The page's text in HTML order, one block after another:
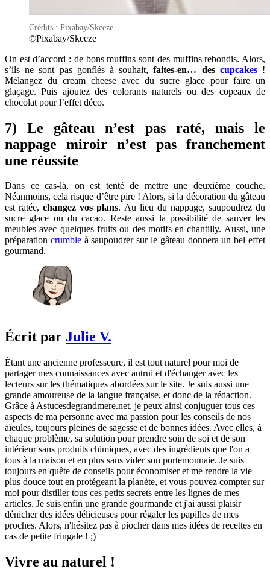
Crédits : Pixabay/Skeeze
©Pixabay/Skeeze
On est d’accord : de bons muffins sont des muffins rebondis. Alors,
s’ils ne sont pas gonflés à souhait,faites-en… des cupcakes!
Mélangez du cream cheese avec du sucre glace pour faire un
glaçage. Puis ajoutez des colorants naturels ou des copeaux de
chocolat pour l’effet déco.
7) Le gâteau n’est pas raté, mais le
nappage miroir n’est pas franchement
une réussite
Dans ce cas-là, on est tenté de mettre une deuxième couche.
Néanmoins, cela risque d’être pire ! Alors, si la décoration du gâteau
est ratée,changez vos plans. Au lieu du nappage, saupoudrez du
sucre glace ou du cacao. Reste aussi la possibilité de sauver les
meubles avec quelques fruits ou des motifs en chantilly. Aussi, une
préparation crumbleà saupoudrer sur le gâteau donnera un bel effet
gourmand.
Écrit par Julie V.
Étant une ancienne professeure, il est tout naturel pour moi de
partager mes connaissances avec autrui et d'échanger avec les
lecteurs sur les thématiques abordées sur le site. Je suis aussi une
grande amoureuse de la langue française, et donc de la rédaction.
Grâce à Astucesdegrandmere.net, je peux ainsi conjuguer tous ces
aspects de ma personne avec ma passion pour les conseils de nos
aïeules, toujours pleines de sagesse et de bonnes idées. Avec elles, à
chaque problème, sa solution pour prendre soin de soi et de son
intérieur sans produits chimiques, avec des ingrédients que l'on a
tous à la maison et en plus sans vider son portemonnaie. Je suis
toujours en quête de conseils pour économiser et me rendre la vie
plus douce tout en protégeant la planète, et vous pouvez compter sur
moi pour distiller tous ces petits secrets entre les lignes de mes
articles. Je suis enfin une grande gourmande et j'ai aussi plaisir
dénicher des idées délicieuses pour régaler les papilles de mes
proches. Alors, n'hésitez pas à piocher dans mes idées de recettes en
cas de petite fringale ! ;)
Vivre au naturel !